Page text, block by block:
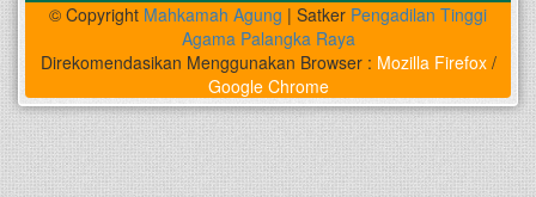
© Copyright Mahkamah Agung | Satker Pengadilan Tinggi
Agama Palangka Raya
Direkomendasikan Menggunakan Browser : Mozilla Firefox/
Google Chrome